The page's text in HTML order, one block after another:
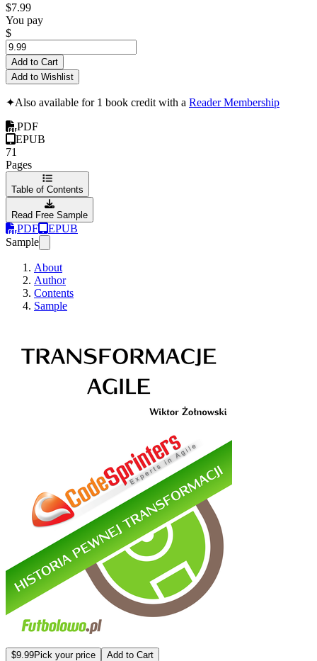
$7.99
You pay
$
Add to Cart
Add to Wishlist
✦Also available for 1 book credit with a Reader Membership
PDF
EPUB
71
Pages
Table of Contents
Read Free Sample
PDF
EPUB
Sample
About
Author
Contents
Sample
$9.99Pick your price Add to Cart